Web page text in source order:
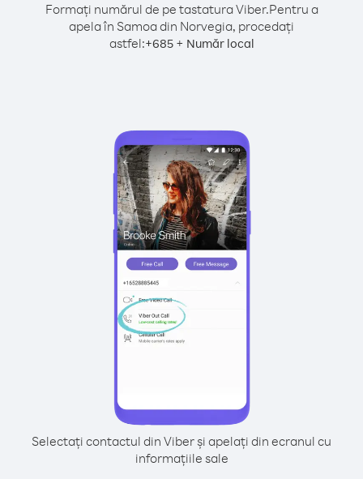
Formați numărul de pe tastatura Viber.Pentru a
apela în Samoa din Norvegia, procedați
astfel:+685+ Număr local
Selectați contactul din Viber și apelați din ecranul cu
informațiile sale